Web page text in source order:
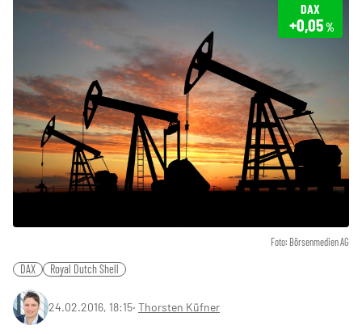
Foto: Börsenmedien AG
DAX
+0,05%
DAX Royal Dutch Shell
24.02.2016, 18:15‧ Thorsten Küfner